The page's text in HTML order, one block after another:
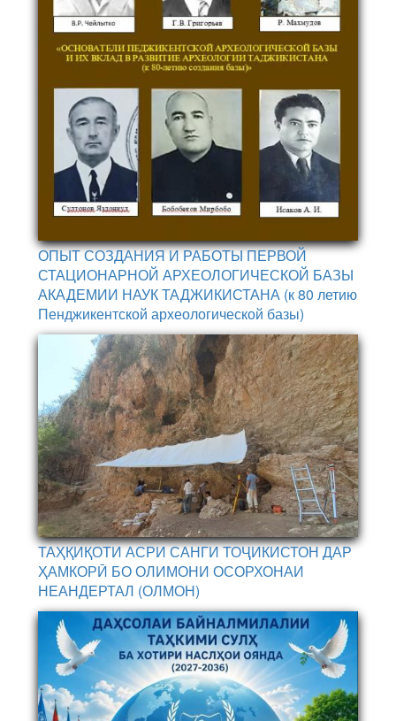
ОПЫТ СОЗДАНИЯ И РАБОТЫ ПЕРВОЙ
СТАЦИОНАРНОЙ АРХЕОЛОГИЧЕСКОЙ БАЗЫ
АКАДЕМИИ НАУК ТАДЖИКИСТАНА (к 80 летию
Пенджикентской археологической базы)
ТАҲҚИҚОТИ АСРИ САНГИ ТОҶИКИСТОН ДАР
ҲАМКОРӢ БО ОЛИМОНИ ОСОРХОНАИ
НЕАНДЕРТАЛ (ОЛМОН)